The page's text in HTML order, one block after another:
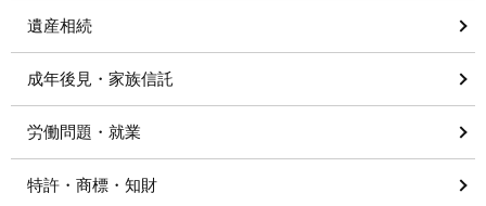
遺産相続
成年後見・家族信託
労働問題・就業
特許・商標・知財